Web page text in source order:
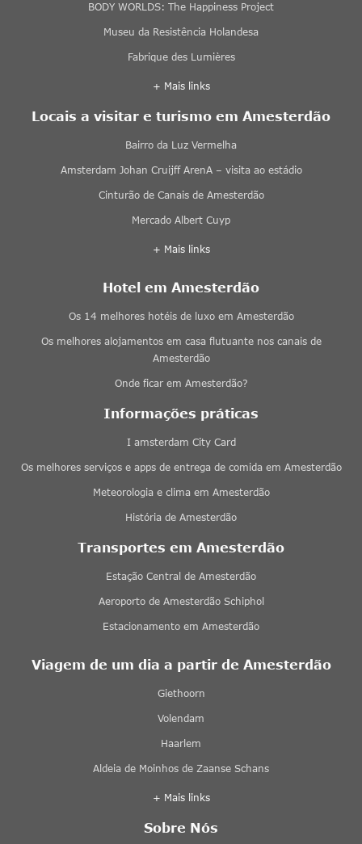
BODY WORLDS: The Happiness Project
Museu da Resistência Holandesa
Fabrique des Lumières
+ Mais links
Locais a visitar e turismo em Amesterdão
Bairro da Luz Vermelha
Amsterdam Johan Cruijff ArenA – visita ao estádio
Cinturão de Canais de Amesterdão
Mercado Albert Cuyp
+ Mais links
Hotel em Amesterdão
Os 14 melhores hotéis de luxo em Amesterdão
Os melhores alojamentos em casa flutuante nos canais de
Amesterdão
Onde ficar em Amesterdão?
Informações práticas
I amsterdam City Card
Os melhores serviços e apps de entrega de comida em Amesterdão
Meteorologia e clima em Amesterdão
História de Amesterdão
Transportes em Amesterdão
Estação Central de Amesterdão
Aeroporto de Amesterdão Schiphol
Estacionamento em Amesterdão
Viagem de um dia a partir de Amesterdão
Giethoorn
Volendam
Haarlem
Aldeia de Moinhos de Zaanse Schans
+ Mais links
Sobre Nós